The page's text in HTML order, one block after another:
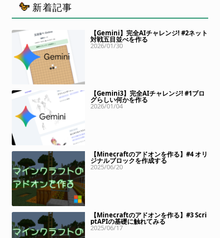
新着記事
【Gemini】完全AIチャレンジ! #2ネット
対戦五目並べを作る
2026/01/30
【Gemini3】完全AIチャレンジ! #1ブロ
グらしい何かを作る
2026/01/04
【Minecraftのアドオンを作る】#4 オリ
ジナルブロックを作成する
2025/06/20
【Minecraftのアドオンを作る】#3 Scri
ptAPIの基礎に触れてみる
2025/06/17